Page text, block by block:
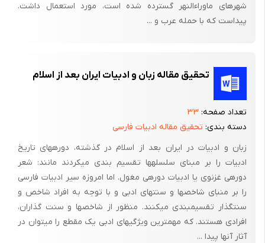
1-7 مشکلات تحقیق : موجود نبودن تحقیق و پیشینه ای در رابطه با
موضوع فوق.
عدم دسترسی به منابع کتب که در دوره فوق به نکارش درآمده.
شهرهای ماوراءالنهر گسترده شده است، مورد استعمال داشت.
پیداست که با حمله عرب و ...
تحقیق مقاله زبان و ادبیات ایران بعد از اسلام
تعداد صفحه: ۳۳
دسته بندی: تحقیق مقاله ادبیات فارسی
زبان و ادبیات در ایران بعد از اسلام در گذشته، دوره­های تاریخ
ادبیات را بر مبنای سلسله­ها تقسیم بندی می­کردند مانند: شعر
دوره­ی غزنوی یا ادبیات دوره­ی مغول. اما امروزه سیر ادبیات فارسی
را بر منبای شاخصها و سنتهای ادبی و با توجه به افراد شاخص و
سنت­گذار تقسیم­بندی می­کنند. منظور از شاخصها و سنت گذاران،
افرادی هستند. که مهمترین ویژگیهای ادبی یک مقطع را می­توان در
آثار آنها پیدا ...